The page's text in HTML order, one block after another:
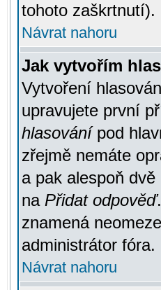
tohoto zaškrtnutí).
Návrat nahoru
Jak vytvořím
Vytvoření
upravujete první
hlasovánípod
zřejmě nemáte
a pak alespoň
na Přidat odpověď
znamená
administrátor fóra.
Návrat nahoru